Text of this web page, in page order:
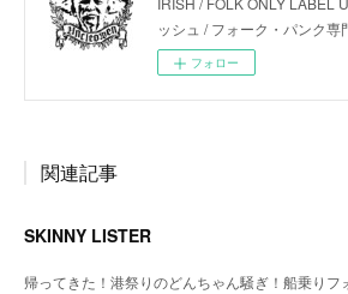
ッシュ / フォーク・パンク専
フォロー
関連記事
SKINNY LISTER
帰ってきた！港祭りのどんちゃん騒ぎ！船乗りフ